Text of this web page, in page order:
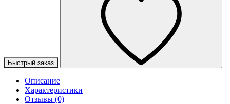
Быстрый заказ
Описание
Характеристики
Отзывы (0)